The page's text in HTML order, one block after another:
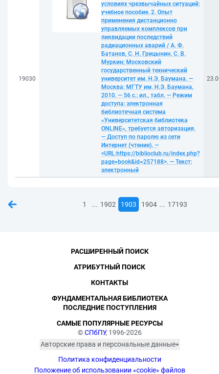
19030
условиях чрезвычайных ситуаций:
учебное пособие. 2. Опыт
применения дистанционно
управляемых комплексов при
ликвидации последствий
радиационных аварий / А. Ф.
Батанов, С. Н. Грицынин, С. В.
Муркин; Московский
государственный технический
университет им. Н.Э. Баумана. —
Москва: МГТУ им. Н.Э. Баумана,
2010. — 56 с.: ил., табл. — Режим
доступа: электронная
библиотечная система
«Университетская библиотека
ONLINE», требуется авторизация.
— Доступ по паролю из сети
Интернет (чтение). —
<URL:https://biblioclub.ru/index.php?
page=book&id=257188>. — Текст:
электронный
1 ... 1902 1903 1904 ... 17193
©СПбПУ, 1996-2026
Авторские права и персональные данные
изображённых лиц в соответствии
с требованиями законодательства
Политика конфиденциальности
Положение об использовании «cookie» файлов
РАСШИРЕННЫЙ ПОИСК
АТРИБУТНЫЙ ПОИСК
КОНТАКТЫ
ФУНДАМЕНТАЛЬНАЯ БИБЛИОТЕКА
ПОСЛЕДНИЕ ПОСТУПЛЕНИЯ
САМЫЕ ПОПУЛЯРНЫЕ РЕСУРСЫ